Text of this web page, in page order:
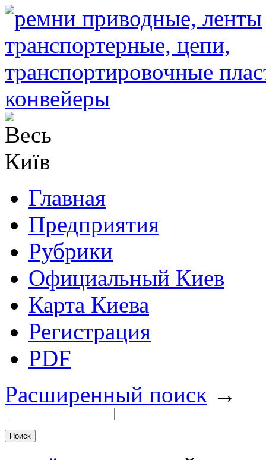
Главная
Предприятия
Рубрики
Официальный Киев
Карта Киева
Регистрация
PDF
Расширенный поиск →